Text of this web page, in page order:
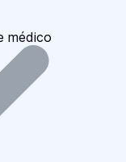
médico